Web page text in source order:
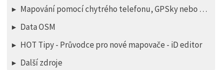
Mapování pomocí chytrého telefonu, GPSky nebo papíru
Data OSM
HOT Tipy - Průvodce pro nové mapovače - iD editor
Další zdroje